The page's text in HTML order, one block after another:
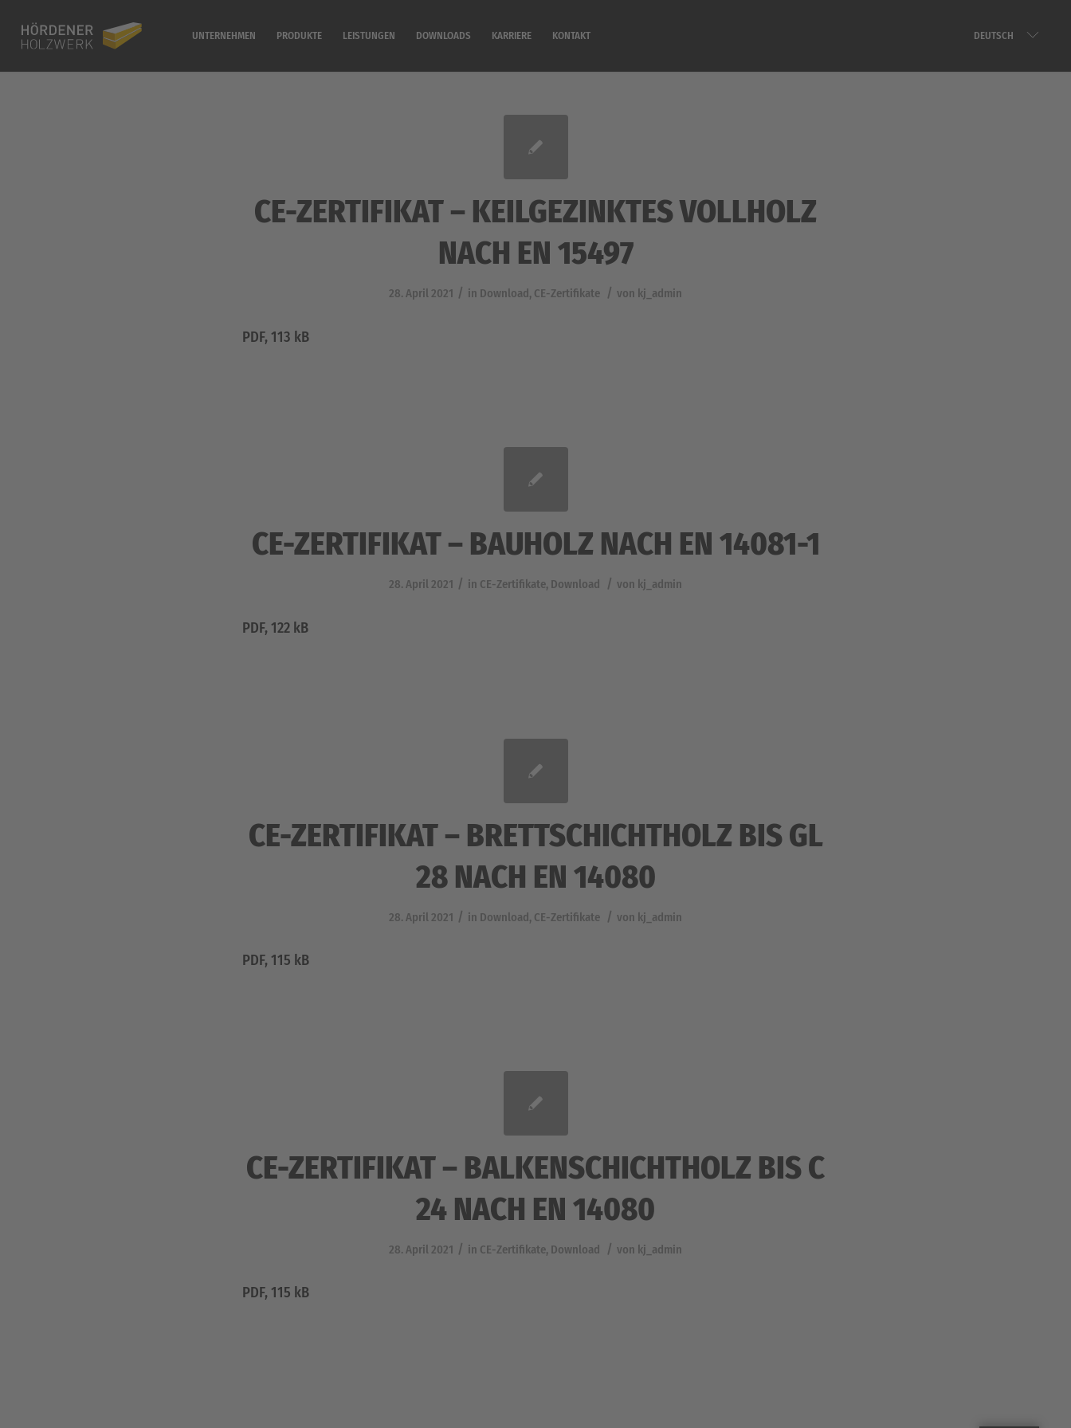
UNTERNEHMEN PRODUKTE LEISTUNGEN DOWNLOADS KARRIERE KONTAKT DEUTSCH
CE-ZERTIFIKAT – KEILGEZINKTES VOLLHOLZ
NACH EN 15497
28. April 2021 / in Download, CE-Zertifikate / von kj_admin
PDF, 113 kB
CE-ZERTIFIKAT – BAUHOLZ NACH EN 14081-1
28. April 2021 / in CE-Zertifikate, Download / von kj_admin
PDF, 122 kB
CE-ZERTIFIKAT – BRETTSCHICHTHOLZ BIS GL
28 NACH EN 14080
28. April 2021 / in Download, CE-Zertifikate / von kj_admin
PDF, 115 kB
CE-ZERTIFIKAT – BALKENSCHICHTHOLZ BIS C
24 NACH EN 14080
28. April 2021 / in CE-Zertifikate, Download / von kj_admin
PDF, 115 kB